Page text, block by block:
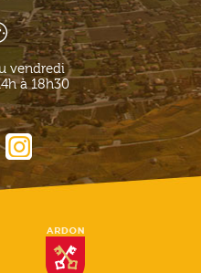
vendredi
à 18h30